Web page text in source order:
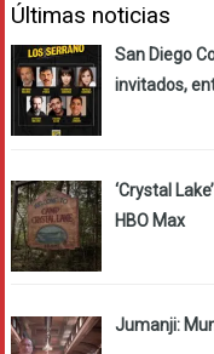
Últimas noticias
San Diego
invitados,
‘Crystal
HBO Max
Jumanji: